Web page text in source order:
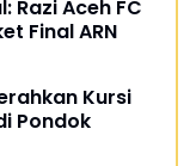
Razi Aceh FC
Final ARN
Kursi
Pondok